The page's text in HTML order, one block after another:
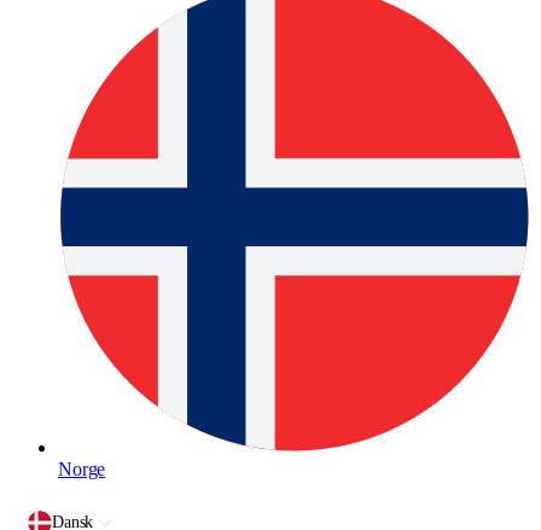
Norge
Dansk